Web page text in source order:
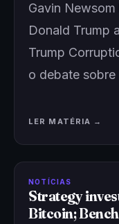
Gavin
Donald Trump
Trump
o debate
LER MATÉRIA →
NOTÍCIAS
Strategy
Bitcoin;